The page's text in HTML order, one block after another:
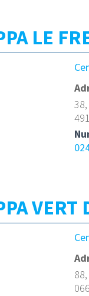
LE
VERT